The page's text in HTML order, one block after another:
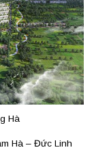
Hà
Hà – Đức Linh